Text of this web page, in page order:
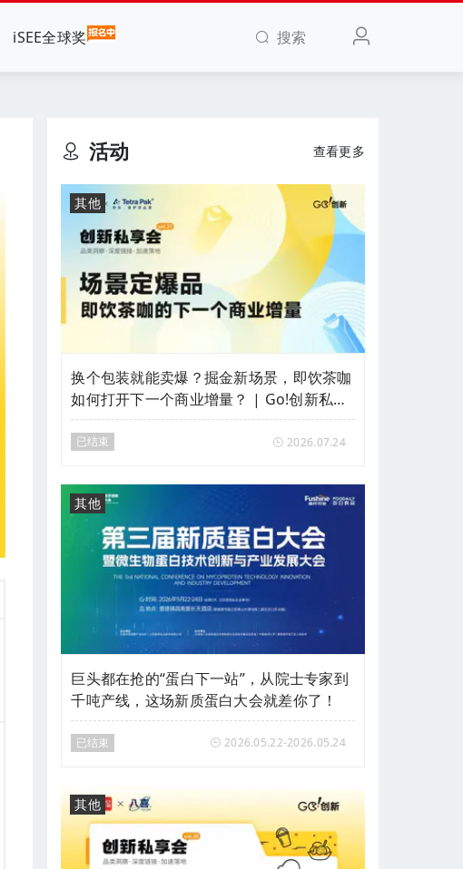
iSEE全球奖 搜索
活动 查看更多
其他
换个包装就能卖爆？掘金新场景，即饮茶咖
如何打开下一个商业增量？ | Go!创新私享
会vol.27
已结束 2026.07.24
其他
巨头都在抢的“蛋白下一站”，从院士专家到
千吨产线，这场新质蛋白大会就差你了！
已结束 2026.05.22-2026.05.24
其他